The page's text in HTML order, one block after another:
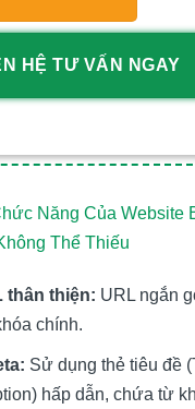
HỆ TƯ VẤN NGAY
Năng Của Website
Thể Thiếu
thân thiện: URL ngắn
chính.
Sử dụng thẻ tiêu đề
hấp dẫn, chứa từ